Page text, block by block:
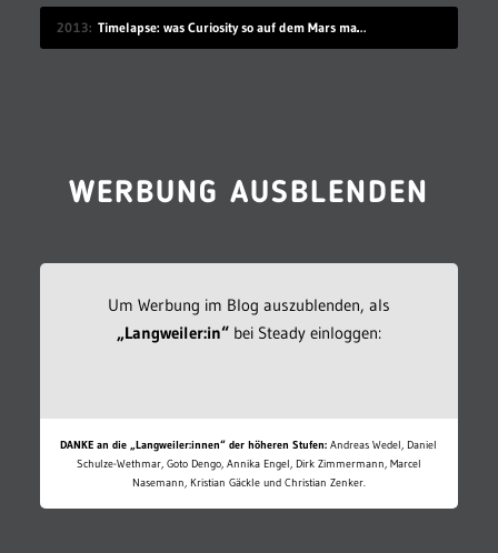
2013 Timelapse: was Curiosity so auf dem Mars macht
WERBUNG AUSBLENDEN
Um Werbung im Blog auszublenden, als
„Langweiler:in“bei Steady einloggen:
DANKE an die „Langweiler:innen“ der höheren Stufen: Andreas Wedel, Daniel
Schulze-Wethmar, Goto Dengo, Annika Engel, Dirk Zimmermann, Marcel
Nasemann, Kristian Gäckle und Christian Zenker.